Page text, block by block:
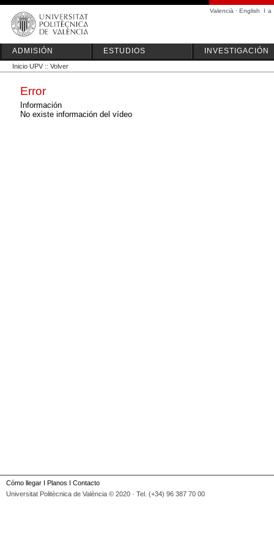
Valencià · English I a
ADMISIÓN ESTUDIOS INVESTIGACIÓN
Inicio UPV :: Volver
Error
Información
No existe información del vídeo
Cómo llegar I Planos I Contacto
Universitat Politècnica de València © 2020 · Tel. (+34) 96 387 70 00